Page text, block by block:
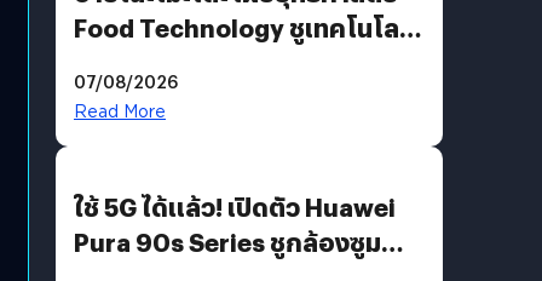
Food Technology ชูเทคโนโลยี
บริโภคและ B2B
07/08/2026
Read More
ใช้ 5G ได้แล้ว! เปิดตัว Huawei
Pura 90s Series ชูกล้องซูม